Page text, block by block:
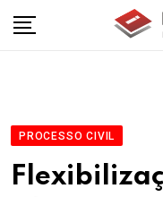
PROCESSO CIVIL